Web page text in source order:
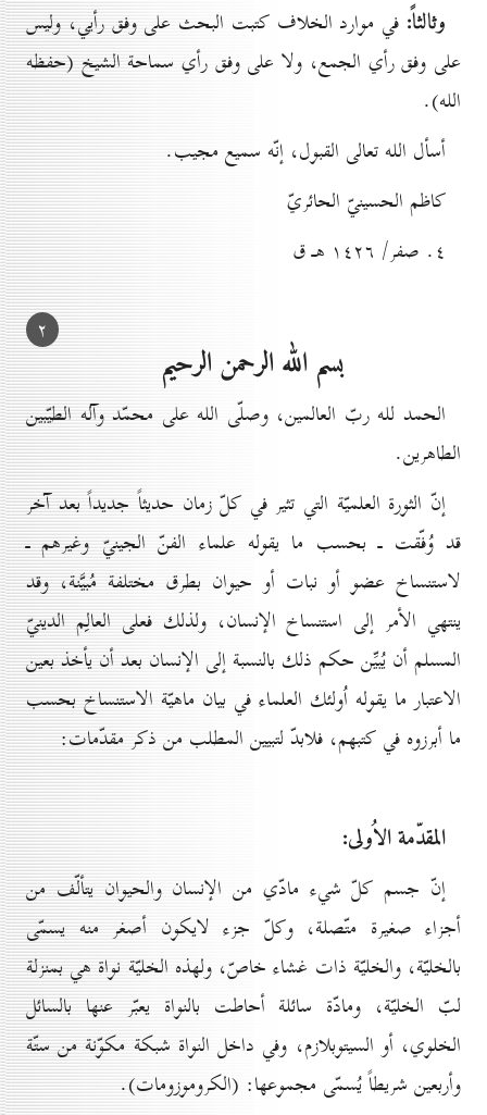
وثالثاً: في موارد الخلاف كتبت البحث على وفق رأيي، وليس
على وفق رأي الجمع، ولا على وفق رأي سماحة الشيخ (حفظه
الله).
أسأل الله تعالى القبول، إنّه سميع مجيب.
كاظم الحسينيّ الحائريّ
٤. صفر/ ۱٤۲٦ هـ ق
۲
بسم الله الرحمن الرحيم
الحمد لله ربّ العالمين، وصلّى الله على محمّد وآله الطيّبين
الطاهرين.
إنّ الثورة العلميّة التي تثير في كلّ زمان حديثاً جديداً بعد آخر
قد وُفّقت ـ بحسب ما يقوله علماء الفنّ الجينيّ وغيرهم ـ
لاستنساخ عضو أو نبات أو حيوان بطرق مختلفة مُبيَّنة، وقد
ينتهي الأمر إلى استنساخ الإنسان، ولذلك فعلى العالِم الدينيّ
المسلم أن يُبيِّن حكم ذلك بالنسبة إلى الإنسان بعد أن يأخذ بعين
الاعتبار ما يقوله اُولئك العلماء في بيان ماهيّة الاستنساخ بحسب
ما أبرزوه في كتبهم، فلابدّ لتبيين المطلب من ذكر مقدّمات:
المقدّمة الاُولى:
إنّ جسم كلّ شيء مادّي من الإنسان والحيوان يتألّف من
أجزاء صغيرة متّصلة، وكلّ جزء لايكون أصغر منه يسمّى
بالخليّة، والخليّة ذات غشاء خاصّ، ولهذه الخليّة نواة هي بمنزلة
لبّ الخليّة، ومادّة سائلة أحاطت بالنواة يعبّر عنها بالسائل
الخلوي، أو السيتوبلازم، وفي داخل النواة شبكة مكوّنة من ستّة
وأربعين شريطاً يُسمّى مجموعها: (الكروموزومات).